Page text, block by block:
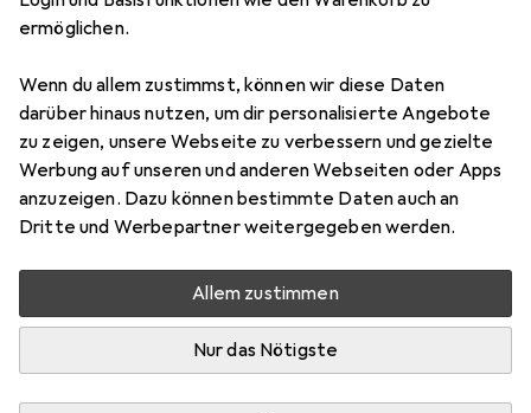
ermöglichen.
Wenn du allem zustimmst, können wir diese Daten
darüber hinaus nutzen, um dir personalisierte Angebote
zu zeigen, unsere Webseite zu verbessern und gezielte
Werbung auf unseren und anderen Webseiten oder Apps
anzuzeigen. Dazu können bestimmte Daten auch an
Dritte und Werbepartner weitergegeben werden.
Allem zustimmen
Nur das Nötigste
SnapstyleHochflor Velours Teppich
Mona
100 x 100 cm
Preis in EUR inkl. MwSt.
14
Bewertungen Marke
Mehr von Snapstyle
Mehr als 10 Stück an Lager beim Drittanbieter
Lieferort angeben für genaue Lieferzeit